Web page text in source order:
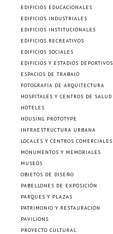
EDIFICIOS EDUCACIONALES
EDIFICIOS INDUSTRIALES
EDIFICIOS INSTITUCIONALES
EDIFICIOS RECREATIVOS
EDIFICIOS SOCIALES
EDIFICIOS Y ESTADIOS DEPORTIVOS
ESPACIOS DE TRABAJO
FOTOGRAFÍA DE ARQUITECTURA
HOSPITALES Y CENTROS DE SALUD
HOTELES
HOUSING PROTOTYPE
INFRAESTRUCTURA URBANA
LOCALES Y CENTROS COMERCIALES
MONUMENTOS Y MEMORIALES
MUSEOS
OBJETOS DE DISEÑO
PABELLONES DE EXPOSICIÓN
PARQUES Y PLAZAS
PATRIMONIO Y RESTAURACIÓN
PAVILIONS
PROYECTO CULTURAL